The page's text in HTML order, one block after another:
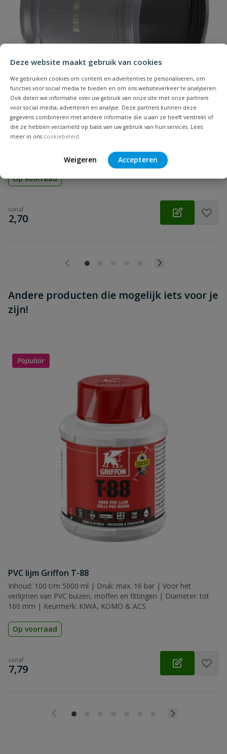
Deze website maakt gebruik van cookies
We gebruiken cookies om content en advertenties te personaliseren, om
functies voor social media te bieden en om ons websiteverkeer te analyseren.
Ook delen we informatie over uw gebruik van onze site met onze partners
voor social media, adverteren en analyse. Deze partners kunnen deze
gegevens combineren met andere informatie die u aan ze heeft verstrekt of
die ze hebben verzameld op basis van uw gebruik van hun services. Lees
meer in ons cookiebeleid
Weigeren Accepteren
Samenvatting
Beoordeling
Beoordeling versturen
PVC overschuifmof
manchet | Kleur: grijs | KOMO
Op voorraad
vanaf
€
2,70
Andere producten die mogelijk iets voor je
zijn!
Populair
PVC lijm Griffon T-88
Inhoud: 100 t/m 5000 ml | Druk: max. 16 bar | Voor het
verlijmen van PVC buizen, moffen en fittingen | Diameter: tot
160 mm | Keurmerk: KIWA, KOMO & ACS
Op voorraad
vanaf
€
7,79